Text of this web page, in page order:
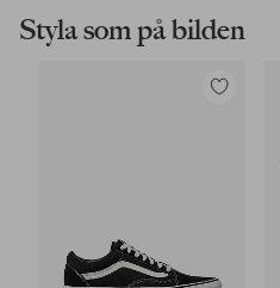
Styla som på bilden
Lägg